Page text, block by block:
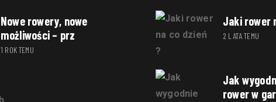
Nowe rowery, nowe
możliwości – prz
1 ROK TEMU
Jaki rower
2 LATA TEMU
Jak
rower w